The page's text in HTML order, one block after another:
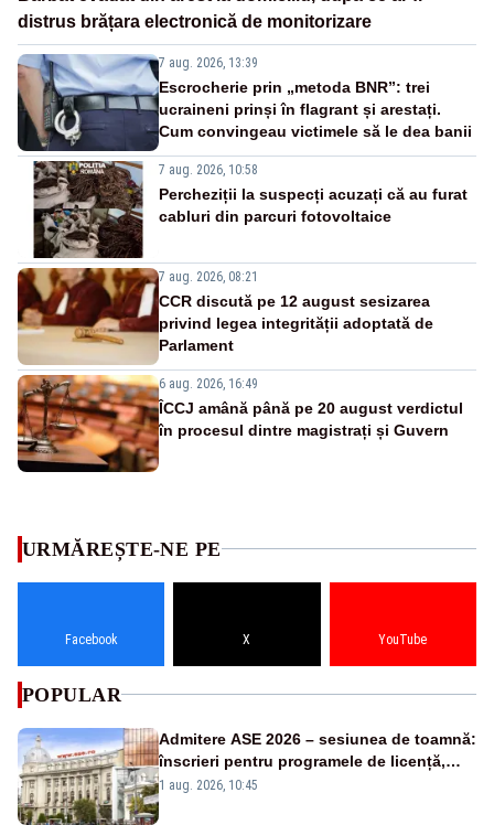
distrus brățara electronică de monitorizare
7 aug. 2026, 13:39
Escrocherie prin „metoda BNR”: trei
ucraineni prinși în flagrant și arestați.
Cum convingeau victimele să le dea banii
7 aug. 2026, 10:58
Percheziții la suspecți acuzați că au furat
cabluri din parcuri fotovoltaice
7 aug. 2026, 08:21
CCR discută pe 12 august sesizarea
privind legea integrității adoptată de
Parlament
6 aug. 2026, 16:49
ÎCCJ amână până pe 20 august verdictul
în procesul dintre magistrați și Guvern
URMĂREȘTE-NE PE
Facebook X YouTube
POPULAR
Admitere ASE 2026 – sesiunea de toamnă:
înscrieri pentru programele de licență,
masterat și doctorat
1 aug. 2026, 10:45